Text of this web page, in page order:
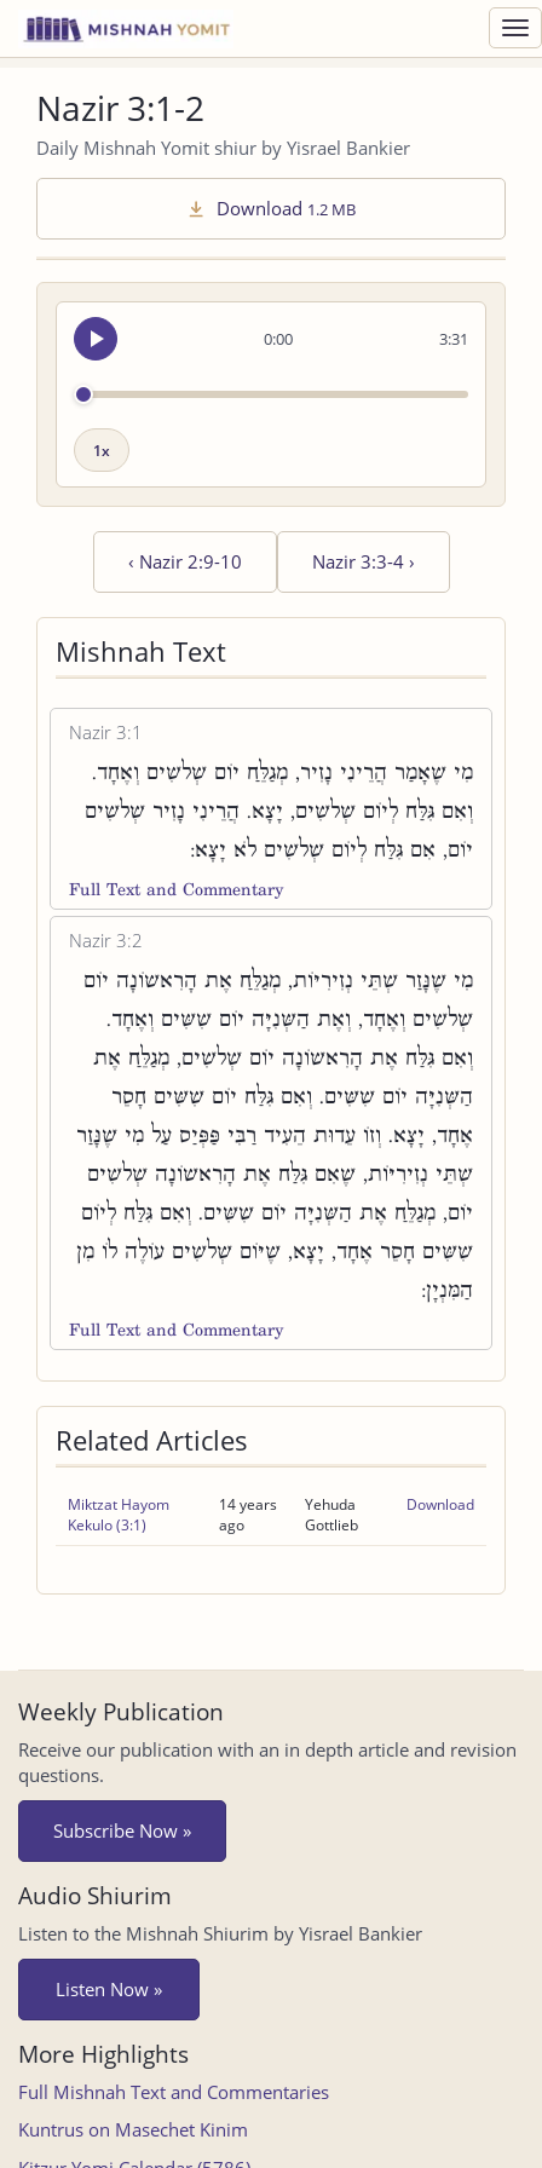
Nazir 3:1-2
Daily Mishnah Yomit shiur by Yisrael Bankier
Download 1.2 MB
0:00
Seek
audio
3:31
Playback
‹ Nazir 2:9-10 Nazir 3:3-4 ›
Mishnah Text
Nazir 3:1
מִי שֶׁאָמַר הֲרֵינִי נָזִיר, מְגַלֵּחַ יוֹם שְׁלשִׁים וְאֶחָד.
וְאִם גִּלַּח לְיוֹם שְׁלשִׁים, יָצָא. הֲרֵינִי נָזִיר שְׁלשִׁים
יוֹם, אִם גִּלַּח לְיוֹם שְׁלשִׁים לֹא יָצָא:
Full Text and Commentary
Nazir 3:2
מִי שֶׁנָּזַר שְׁתֵּי נְזִירִיּוֹת, מְגַלֵּחַ אֶת הָרִאשׁוֹנָה יוֹם
שְׁלשִׁים וְאֶחָד, וְאֶת הַשְּׁנִיָּה יוֹם שִׁשִּׁים וְאֶחָד.
וְאִם גִּלַּח אֶת הָרִאשׁוֹנָה יוֹם שְׁלשִׁים, מְגַלֵּחַ אֶת
הַשְּׁנִיָּה יוֹם שִׁשִּׁים. וְאִם גִּלַּח יוֹם שִׁשִּׁים חָסֵר
אֶחָד, יָצָא. וְזוֹ עֵדוּת הֵעִיד רַבִּי פַּפְּיַס עַל מִי שֶׁנָּזַר
שְׁתֵּי נְזִירִיּוֹת, שֶׁאִם גִּלַּח אֶת הָרִאשׁוֹנָה שְׁלשִׁים
יוֹם, מְגַלֵּחַ אֶת הַשְּׁנִיָּה יוֹם שִׁשִּׁים. וְאִם גִּלַּח לְיוֹם
שִׁשִּׁים חָסֵר אֶחָד, יָצָא, שֶׁיּוֹם שְׁלשִׁים עוֹלֶה לוֹ מִן
הַמִּנְיָן:
Full Text and Commentary
Related Articles
Miktzat Hayom
Kekulo (3:1)
14 years
ago
Yehuda
Gottlieb
Download
Weekly Publication
Receive our publication with an in depth article and revision
questions.
Subscribe Now »
Audio Shiurim
Listen to the Mishnah Shiurim by Yisrael Bankier
Listen Now »
More Highlights
Full Mishnah Text and Commentaries
Kuntrus on Masechet Kinim